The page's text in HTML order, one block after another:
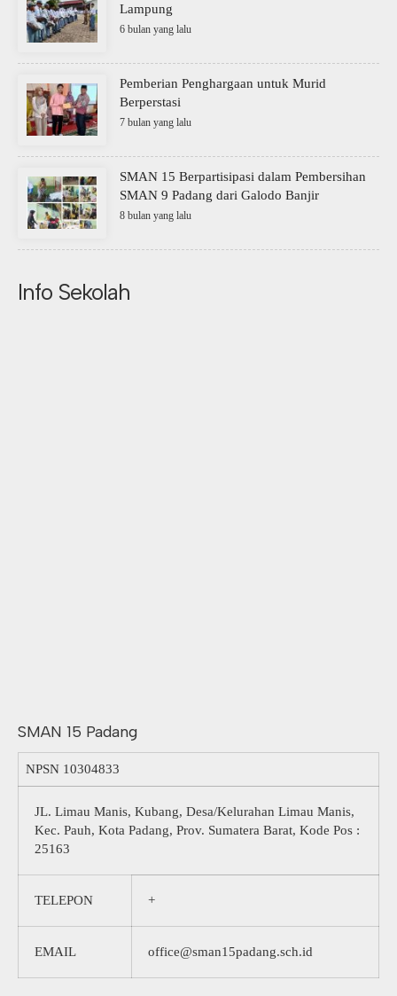
Lampung
6 bulan yang lalu
Pemberian Penghargaan untuk Murid
Berperstasi
7 bulan yang lalu
SMAN 15 Berpartisipasi dalam Pembersihan
SMAN 9 Padang dari Galodo Banjir
8 bulan yang lalu
Info Sekolah
SMAN 15 Padang
NPSN 10304833
JL. Limau Manis, Kubang, Desa/Kelurahan Limau Manis,
Kec. Pauh, Kota Padang, Prov. Sumatera Barat, Kode Pos :
25163
TELEPON +
EMAIL office@sman15padang.sch.id